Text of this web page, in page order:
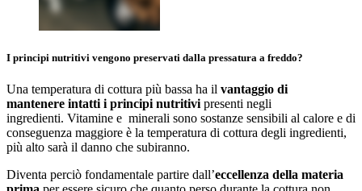
I principi nutritivi vengono preservati dalla pressatura a freddo?
Una temperatura di cottura più bassa ha il vantaggio di
mantenere intatti i principi nutritivi presenti negli
ingredienti. Vitamine e minerali sono sostanze sensibili al calore e di
conseguenza maggiore è la temperatura di cottura degli ingredienti,
più alto sarà il danno che subiranno.
Diventa perciò fondamentale partire dall’eccellenza della materia